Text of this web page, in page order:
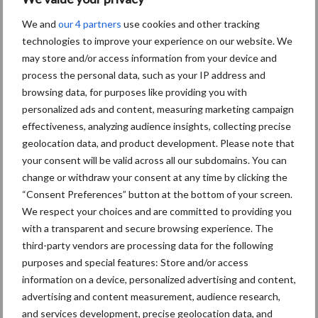
We and our 4 partners use cookies and other tracking
technologies to improve your experience on our website. We
may store and/or access information from your device and
process the personal data, such as your IP address and
browsing data, for purposes like providing you with
personalized ads and content, measuring marketing campaign
effectiveness, analyzing audience insights, collecting precise
geolocation data, and product development. Please note that
your consent will be valid across all our subdomains. You can
change or withdraw your consent at any time by clicking the
“Consent Preferences” button at the bottom of your screen.
We respect your choices and are committed to providing you
with a transparent and secure browsing experience. The
third-party vendors are processing data for the following
purposes and special features: Store and/or access
information on a device, personalized advertising and content,
advertising and content measurement, audience research,
and services development, precise geolocation data, and
Primaire
Sidebar
Recent nieuws Partner nieuws
Themapagina's
Diergezondheid Bemesting Fokkerij
Mastitis Hittestress
Toon meer